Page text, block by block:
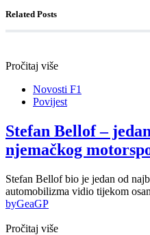
Related Posts
Pročitaj više
Novosti F1
Povijest
Stefan Bellof –
njemačkog
Stefan Bellof bio je jedan od
automobilizma vidio tijekom
byGeaGP
Pročitaj više